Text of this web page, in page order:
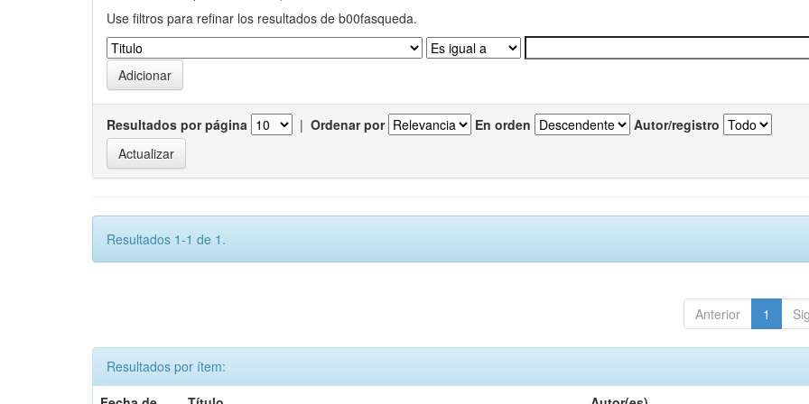
Use filtros para refinar los resultados de b00fasqueda.
Resultados por página | Ordenar por En orden Autor/registro
Resultados 1-1 de 1.
Anterior 1
Resultados por ítem: